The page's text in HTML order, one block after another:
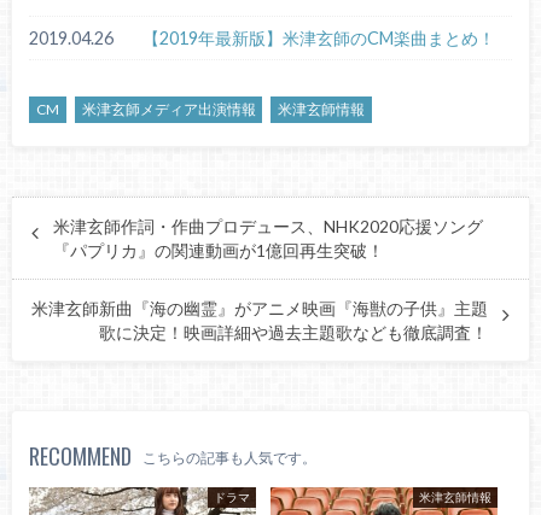
2019.04.26 【2019年最新版】米津玄師のCM楽曲まとめ！
CM 米津玄師メディア出演情報 米津玄師情報
米津玄師作詞・作曲プロデュース、NHK2020応援ソング
『パプリカ』の関連動画が1億回再生突破！
米津玄師新曲『海の幽霊』がアニメ映画『海獣の子供』主題
歌に決定！映画詳細や過去主題歌なども徹底調査！
RECOMMEND こちらの記事も人気です。
ドラマ 米津玄師情報